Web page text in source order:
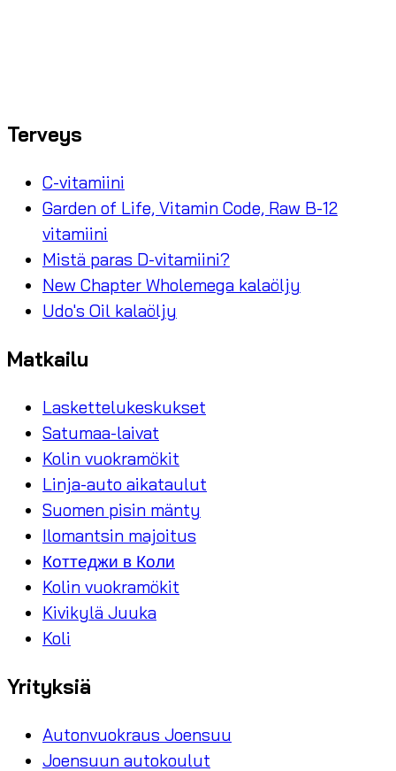
Terveys
C-vitamiini
Garden of Life, Vitamin Code, Raw B-12
vitamiini
Mistä paras D-vitamiini?
New Chapter Wholemega kalaöljy
Udo's Oil kalaöljy
Matkailu
Laskettelukeskukset
Satumaa-laivat
Kolin vuokramökit
Linja-auto aikataulut
Suomen pisin mänty
Ilomantsin majoitus
Коттеджи в Коли
Kolin vuokramökit
Kivikylä Juuka
Koli
Yrityksiä
Autonvuokraus Joensuu
Joensuun autokoulut